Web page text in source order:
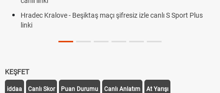
S Sport Plus
KEŞFET
iddaa Canlı Skor Puan Durumu Canlı Anlatım At Yarışı